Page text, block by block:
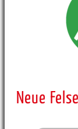
Neue